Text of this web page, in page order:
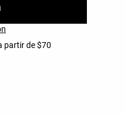
partir de $70